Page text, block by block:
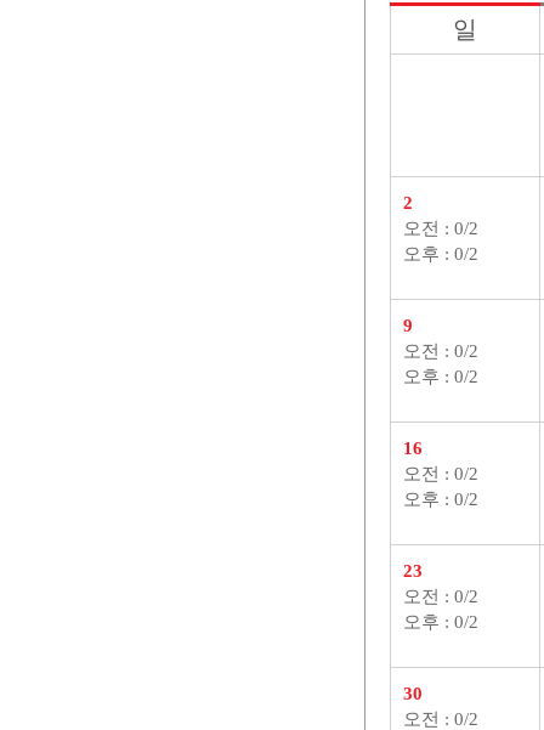
도서관행사>행사일정 게시판의 (2026년 08월) 달력형태로 일정명, 일정내용을 제공합니다.
일
2
오전 : 0/2
오후 : 0/2
9
오전 : 0/2
오후 : 0/2
16
오전 : 0/2
오후 : 0/2
23
오전 : 0/2
오후 : 0/2
30
오전 : 0/2